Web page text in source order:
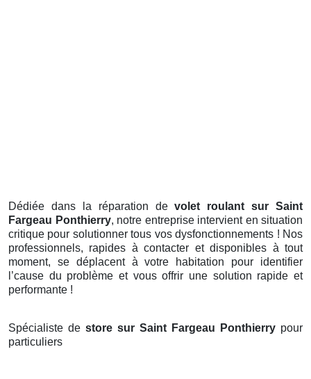
Dédiée dans la réparation devolet roulant sur Saint
Fargeau Ponthierry, notre entreprise intervient en situation
critique pour solutionner tous vos dysfonctionnements ! Nos
professionnels, rapides à contacter et disponibles à tout
moment, se déplacent à votre habitation pour identifier
l’cause du problème et vous offrir une solution rapide et
performante !
Spécialiste de store sur Saint Fargeau Ponthierry pour
particuliers